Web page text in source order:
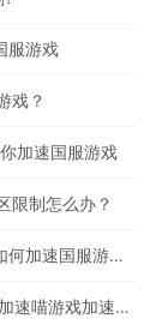
服游戏
戏？
加速国服游戏
限制怎么办？
《黎明之海》7月28日全平台上线｜海外玩家如何加速国服游戏？
《喵喵大冒险》7月26日上线全平台上线|使用加速喵游戏加速器一键加速国服游戏